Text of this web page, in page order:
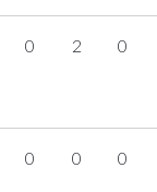
0 2 0
0 0 0